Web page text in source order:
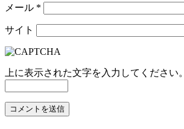
メール *
サイト
上に表示された文字を入力してください。